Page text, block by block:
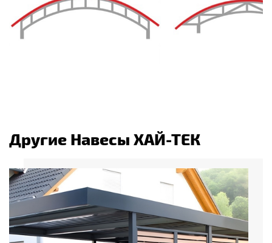
Другие Навесы ХАЙ-ТЕК